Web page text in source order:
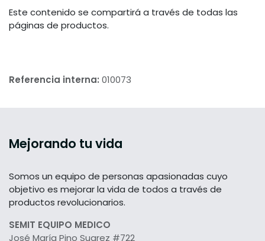
Este contenido se compartirá a través de todas las
páginas de productos.
Referencia interna: 010073
Mejorando tu vida
Somos un equipo de personas apasionadas cuyo
objetivo es mejorar la vida de todos a través de
productos revolucionarios.
SEMIT EQUIPO MEDICO
José María Pino Suarez #722